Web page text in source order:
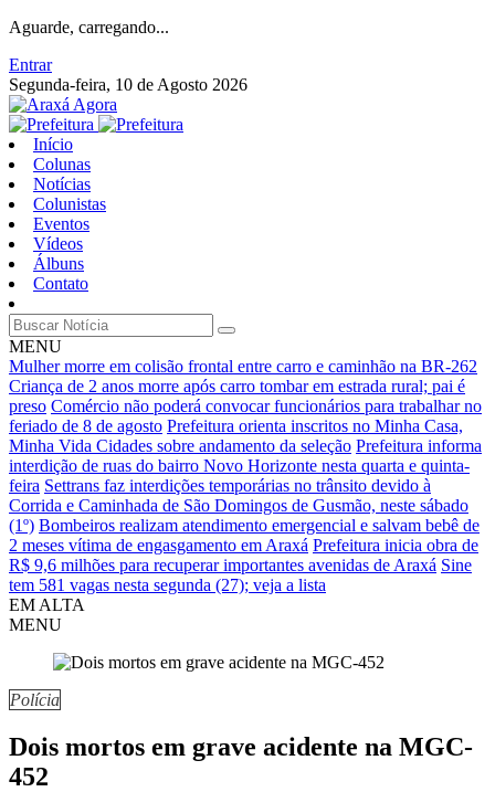
Aguarde, carregando...
Entrar
Segunda-feira, 10 de Agosto 2026
Início
Colunas
Notícias
Colunistas
Eventos
Vídeos
Álbuns
Contato
MENU
Mulher morre em colisão frontal entre carro e caminhão na BR-262
Criança de 2 anos morre após carro tombar em estrada rural; pai é
preso Comércio não poderá convocar funcionários para trabalhar no
feriado de 8 de agosto Prefeitura orienta inscritos no Minha Casa,
Minha Vida Cidades sobre andamento da seleção Prefeitura informa
interdição de ruas do bairro Novo Horizonte nesta quarta e quinta-
feira Settrans faz interdições temporárias no trânsito devido à
Corrida e Caminhada de São Domingos de Gusmão, neste sábado
(1º) Bombeiros realizam atendimento emergencial e salvam bebê de
2 meses vítima de engasgamento em Araxá Prefeitura inicia obra de
R$ 9,6 milhões para recuperar importantes avenidas de Araxá Sine
tem 581 vagas nesta segunda (27); veja a lista
EM ALTA
MENU
Polícia
Dois mortos em grave acidente na MGC-
452